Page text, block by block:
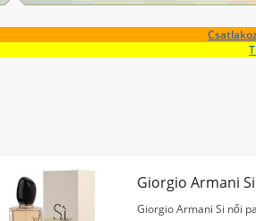
Giorgio Armani
Giorgio Armani Si női